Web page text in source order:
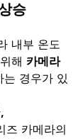
승
내부 온도
해 카메라
는 경우가 있
즈 카메라의